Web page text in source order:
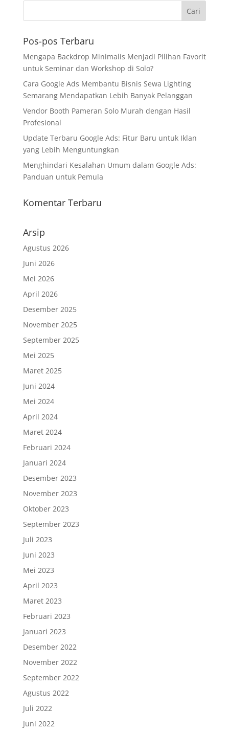
Pos-pos Terbaru
Mengapa Backdrop Minimalis Menjadi Pilihan Favorit
untuk Seminar dan Workshop di Solo?
Cara Google Ads Membantu Bisnis Sewa Lighting
Semarang Mendapatkan Lebih Banyak Pelanggan
Vendor Booth Pameran Solo Murah dengan Hasil
Profesional
Update Terbaru Google Ads: Fitur Baru untuk Iklan
yang Lebih Menguntungkan
Menghindari Kesalahan Umum dalam Google Ads:
Panduan untuk Pemula
Komentar Terbaru
Arsip
Agustus 2026
Juni 2026
Mei 2026
April 2026
Desember 2025
November 2025
September 2025
Mei 2025
Maret 2025
Juni 2024
Mei 2024
April 2024
Maret 2024
Februari 2024
Januari 2024
Desember 2023
November 2023
Oktober 2023
September 2023
Juli 2023
Juni 2023
Mei 2023
April 2023
Maret 2023
Februari 2023
Januari 2023
Desember 2022
November 2022
September 2022
Agustus 2022
Juli 2022
Juni 2022